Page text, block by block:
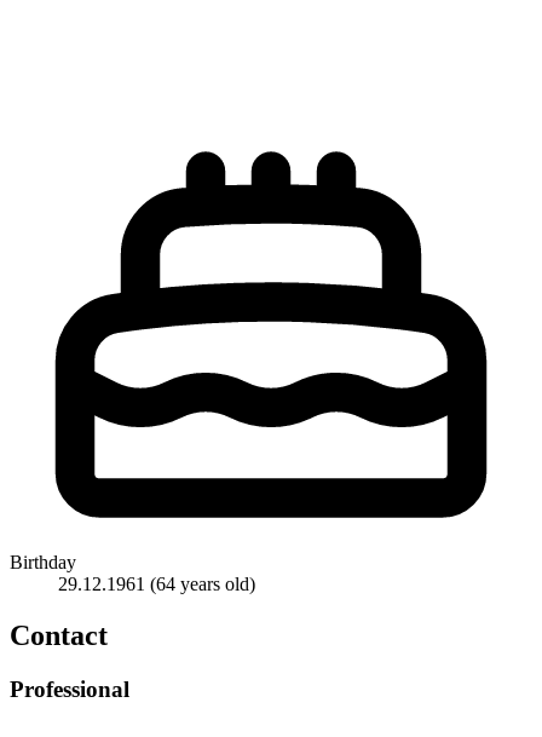
Birthday
29.12.1961 (64 years old)
Contact
Professional